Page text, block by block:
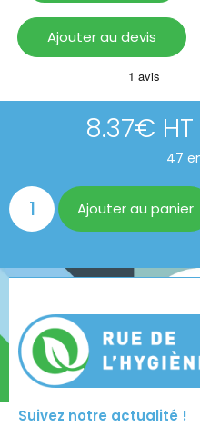
Ajouter au devis
8.37€ HT
47
Ajouter au panier
Suivez notre actualité !